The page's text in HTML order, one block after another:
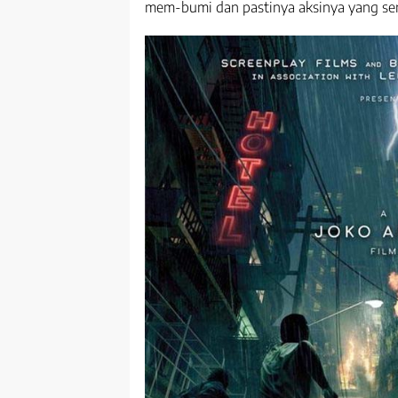
mem-bumi dan pastinya aksinya yang